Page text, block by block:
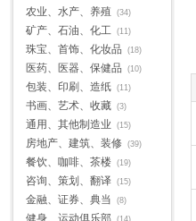
农业、水产、养殖 (34)
矿产、石油、化工 (11)
珠宝、首饰、化妆品 (18)
医药、医器、保健品 (10)
包装、印刷、造纸 (11)
书画、艺术、收藏 (3)
通用、其他制造业 (15)
房地产、建筑、装修 (39)
餐饮、咖啡、茶楼 (19)
咨询、策划、翻译 (15)
金融、证券、典当 (8)
健身、运动俱乐部 (14)